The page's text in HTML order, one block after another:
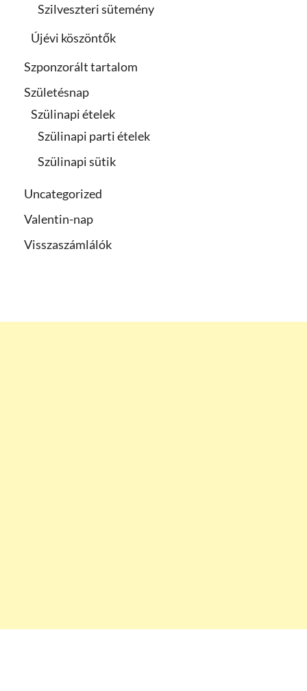
Szilveszteri sütemény
Újévi köszöntők
Szponzorált tartalom
Születésnap
Szülinapi ételek
Szülinapi parti ételek
Szülinapi sütik
Uncategorized
Valentin-nap
Visszaszámlálók